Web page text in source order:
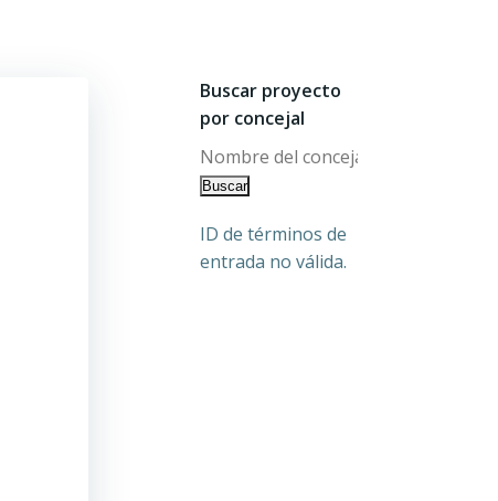
Buscar proyecto
por concejal
ID de términos de
entrada no válida.